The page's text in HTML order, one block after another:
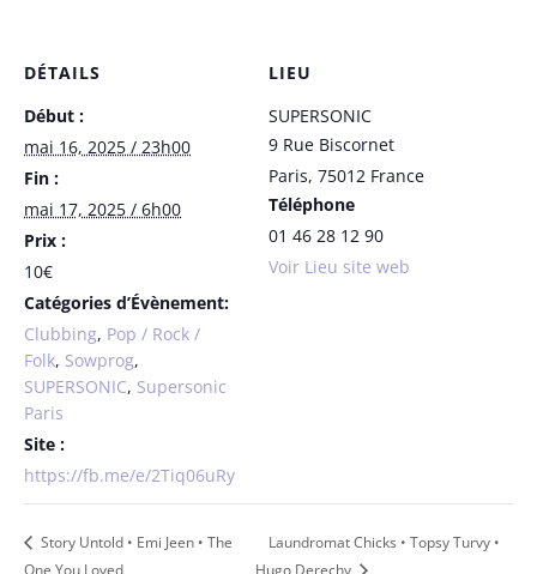
DÉTAILS
Début :
mai 16, 2025 / 23h00
Fin :
mai 17, 2025 / 6h00
Prix :
10€
Catégories d’Évènement:
Clubbing, Pop / Rock /
Folk, Sowprog,
SUPERSONIC, Supersonic
Paris
Site :
https://fb.me/e/2Tiq06uRy
LIEU
SUPERSONIC
9 Rue Biscornet
Paris, 75012 France
Téléphone
01 46 28 12 90
Voir Lieu site web
Story Untold • Emi Jeen • The
One You Loved
Laundromat Chicks • Topsy Turvy •
Hugo Derechy